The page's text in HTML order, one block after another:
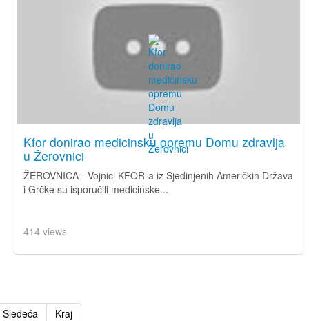
Kfor donirao medicinsku opremu Domu zdravlja
u Žerovnici
ŽEROVNICA - Vojnici KFOR-a iz Sjedinjenih Američkih Država
i Grčke su isporučili medicinske...
414 views
Sledeća Kraj